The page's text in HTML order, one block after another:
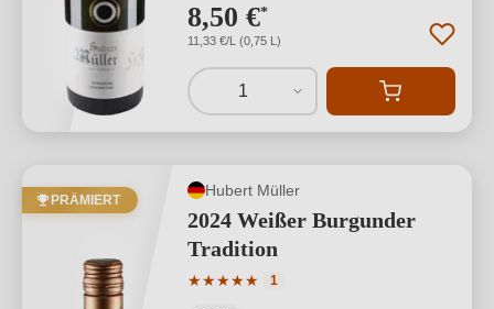
8,50 €*
11,33 €/L (0,75 L)
1
PRÄMIERT
Hubert Müller
2024 Weißer Burgunder
Tradition
★★★★★
Durchschnittliche Bewertung von 5
1